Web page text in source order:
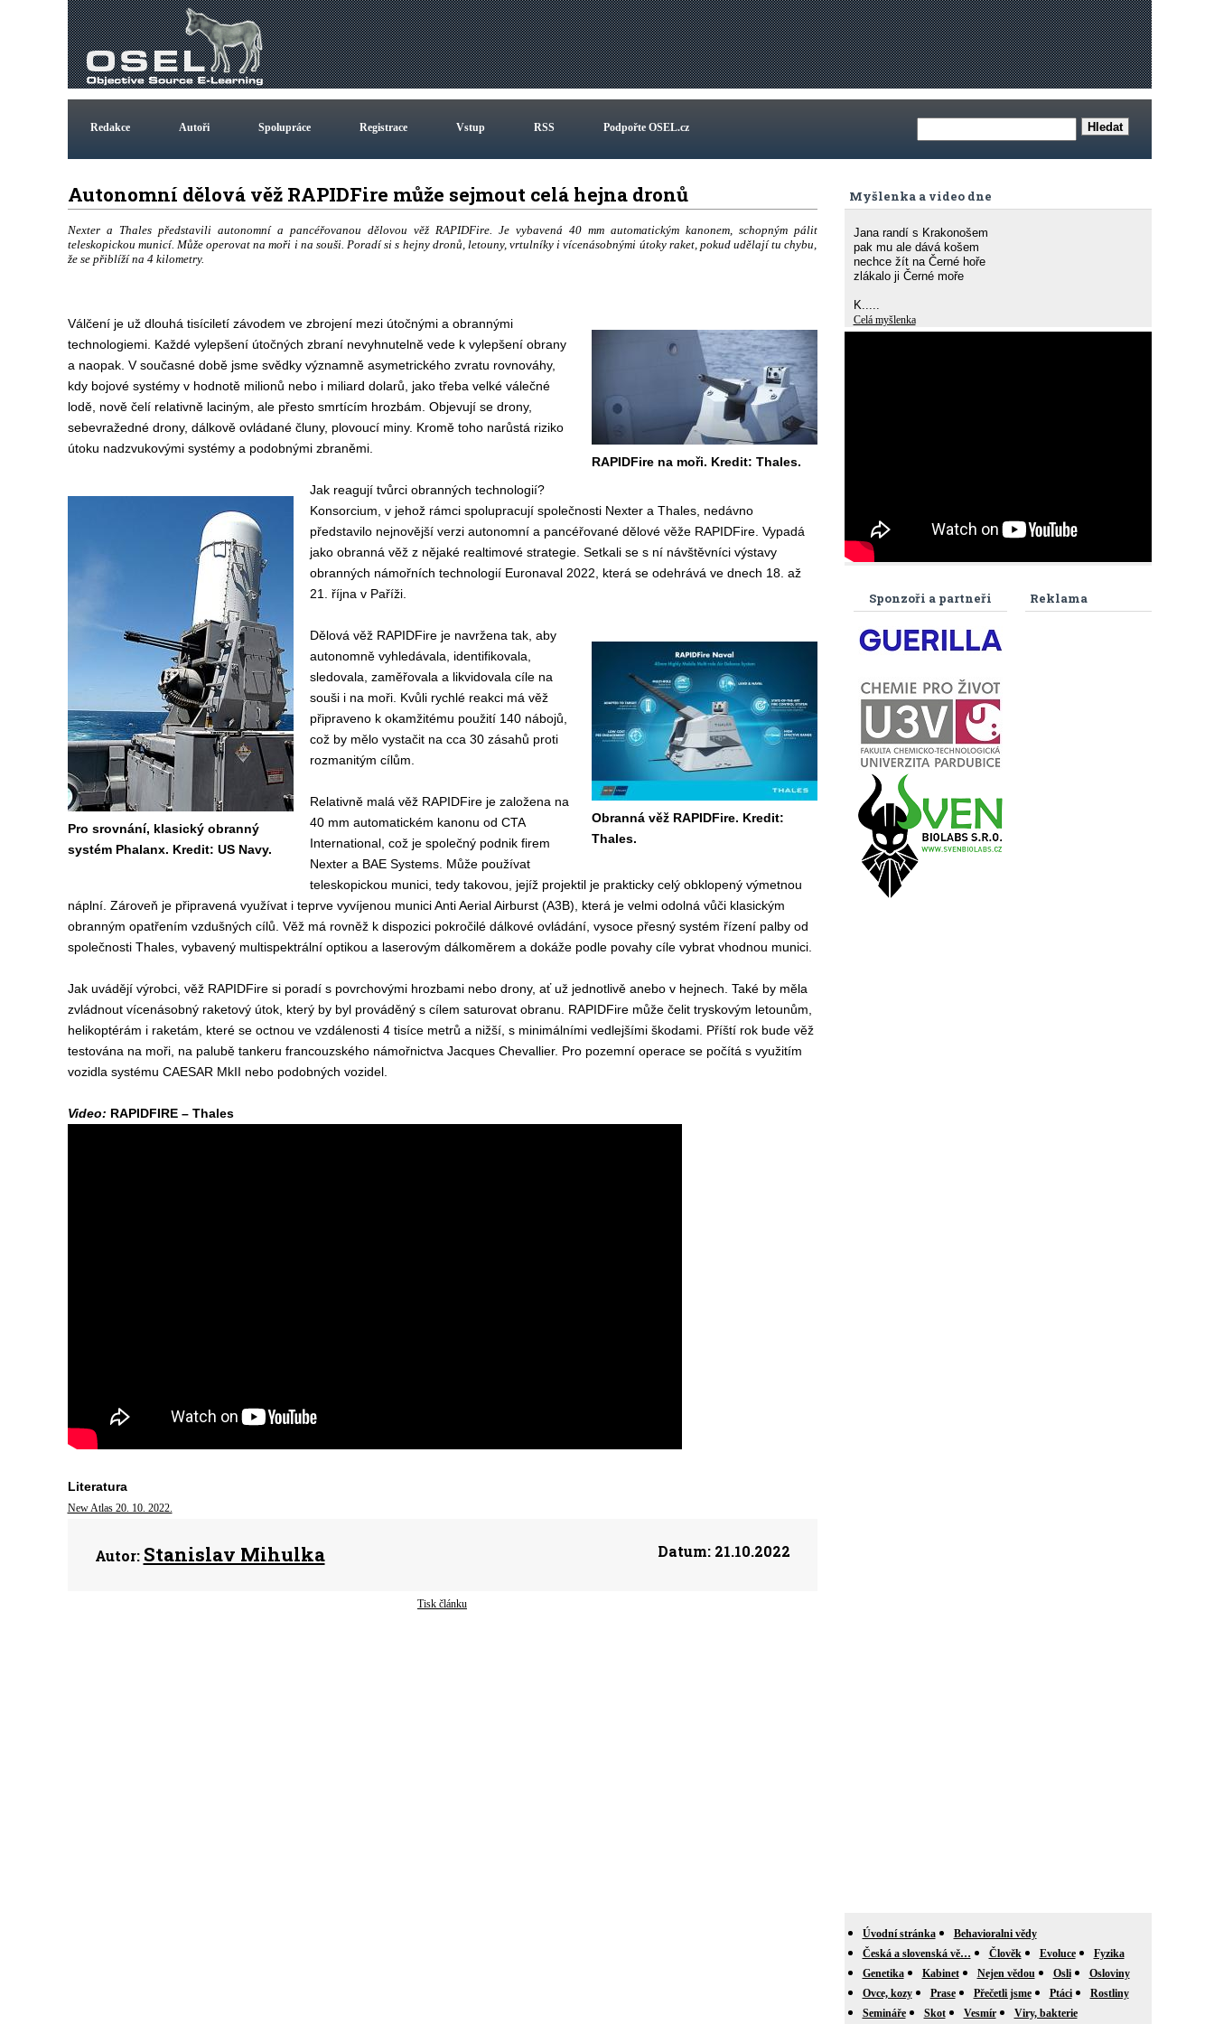
Redakce Autoři Spolupráce Registrace Vstup RSS Podpořte OSEL.cz
Autonomní dělová věž RAPIDFire může sejmout celá hejna dronů
Nexter a Thales představili autonomní a pancéřovanou dělovou věž RAPIDFire. Je vybavená 40 mm automatickým kanonem, schopným pálit
teleskopickou municí. Může operovat na moři i na souši. Poradí si s hejny dronů, letouny, vrtulníky i vícenásobnými útoky raket, pokud udělají tu chybu,
že se přiblíží na 4 kilometry.
RAPIDFire na moři. Kredit: Thales.
Válčení je už dlouhá tisíciletí závodem ve zbrojení mezi útočnými a obrannými
technologiemi. Každé vylepšení útočných zbraní nevyhnutelně vede k vylepšení obrany
a naopak. V současné době jsme svědky významně asymetrického zvratu rovnováhy,
kdy bojové systémy v hodnotě milionů nebo i miliard dolarů, jako třeba velké válečné
lodě, nově čelí relativně laciným, ale přesto smrtícím hrozbám. Objevují se drony,
sebevražedné drony, dálkově ovládané čluny, plovoucí miny. Kromě toho narůstá riziko
útoku nadzvukovými systémy a podobnými zbraněmi.
Pro srovnání, klasický obranný
systém Phalanx. Kredit: US Navy.
Jak reagují tvůrci obranných technologií?
Konsorcium, v jehož rámci spolupracují společnosti Nexter a Thales, nedávno
představilo nejnovější verzi autonomní a pancéřované dělové věže RAPIDFire. Vypadá
jako obranná věž z nějaké realtimové strategie. Setkali se s ní návštěvníci výstavy
obranných námořních technologií Euronaval 2022, která se odehrává ve dnech 18. až
21. října v Paříži.
Obranná věž RAPIDFire. Kredit:
Thales.
Dělová věž RAPIDFire je navržena tak, aby
autonomně vyhledávala, identifikovala,
sledovala, zaměřovala a likvidovala cíle na
souši i na moři. Kvůli rychlé reakci má věž
připraveno k okamžitému použití 140 nábojů,
což by mělo vystačit na cca 30 zásahů proti
rozmanitým cílům.
Relativně malá věž RAPIDFire je založena na
40 mm automatickém kanonu od CTA
International, což je společný podnik firem
Nexter a BAE Systems. Může používat
teleskopickou munici, tedy takovou, jejíž projektil je prakticky celý obklopený výmetnou
náplní. Zároveň je připravená využívat i teprve vyvíjenou munici Anti Aerial Airburst (A3B), která je velmi odolná vůči klasickým
obranným opatřením vzdušných cílů. Věž má rovněž k dispozici pokročilé dálkové ovládání, vysoce přesný systém řízení palby od
společnosti Thales, vybavený multispektrální optikou a laserovým dálkoměrem a dokáže podle povahy cíle vybrat vhodnou munici.
Jak uvádějí výrobci, věž RAPIDFire si poradí s povrchovými hrozbami nebo drony, ať už jednotlivě anebo v hejnech. Také by měla
zvládnout vícenásobný raketový útok, který by byl prováděný s cílem saturovat obranu. RAPIDFire může čelit tryskovým letounům,
helikoptérám i raketám, které se octnou ve vzdálenosti 4 tisíce metrů a nižší, s minimálními vedlejšími škodami. Příští rok bude věž
testována na moři, na palubě tankeru francouzského námořnictva Jacques Chevallier. Pro pozemní operace se počítá s využitím
vozidla systému CAESAR MkII nebo podobných vozidel.
Video: RAPIDFIRE – Thales
Literatura
New Atlas 20. 10. 2022.
Autor: Stanislav Mihulka Datum:21.10.2022
Tisk článku
Myšlenka a video dne
Jana randí s Krakonošem
pak mu ale dává košem
nechce žít na Černé hoře
zlákalo ji Černé moře
K.....
Celá myšlenka
Reklama
Sponzoři a partneři
Úvodní stránka
Behavioralni vědy
Česká a slovenská vě…
Člověk Evoluce
Fyzika
Genetika
Kabinet Nejen vědou Osli
Osloviny
Ovce, kozy
Prase Přečetli jsme Ptáci
Rostliny
Semináře
Skot Vesmír
Viry, bakterie